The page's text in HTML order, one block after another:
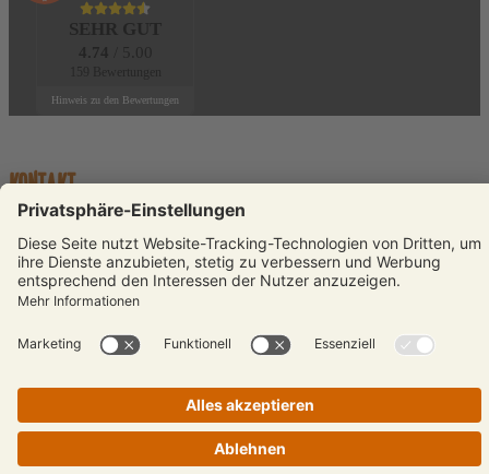
Hinweis zu den Bewertungen
KONTAKT
Telefon: +49 (0)231 589792-0E-Mail:
info@reisenmitsinnen.de